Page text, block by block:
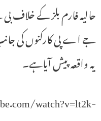
حالیہ فارم بلز کے خلاف
جے اے پی کارکنوں کی
یہ واقعہ پیش آیاہے۔
watch?v=lt2k-